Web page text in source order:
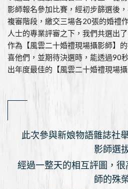
影師報名參加比賽，經初步篩選後
複審階段，繳交三場各20張的婚禮
人士的專業評審之下，我們共選出
作為【風雲二十婚禮現場攝影師】
喜他們，並期待決選時，能透過90
出年度最佳的【風雲二十婚禮現場攝
此次參與新娘物語雜誌社
影師選
經過一整天的相互評圖，
師的殊